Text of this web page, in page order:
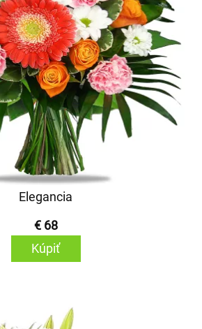
Elegancia
€ 68
Kúpiť